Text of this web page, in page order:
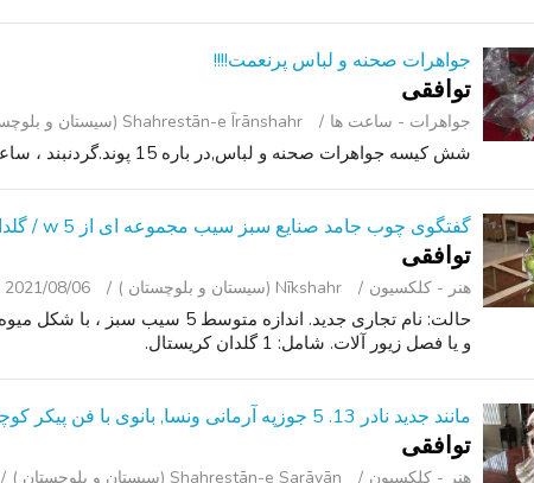
جواهرات صحنه و لباس پرنعمت!!!!
توافقی
جواهرات - ساعت ‌ها Shahrestān-e Īrānshahr (سیستان و بلوچستان )
شش کیسه جواهرات صحنه و لباس,در باره 15 پوند.گردنبند ، ساعت ، حلقه،دستبند ، و غیره.
گفتگوی چوب جامد صنایع سبز سیب مجموعه ای از 5 w / گلدان
توافقی
هنر - کلکسیون Nīkshahr (سیستان و بلوچستان ) 2021/08/06
حالت: نام تجاری جدید. اندازه متوسط
و یا فصل زیور آلات. شامل: 1 گلدان کریستال.
مانند جدید نادر 13. 5 جوزپه آرمانی ونسا, بانوی با فن پیکر کوچک
توافقی
هنر - کلکسیون Shahrestān-e Sarāvān (سیستان و بلوچستان )